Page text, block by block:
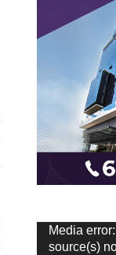
Reproductor
de
Media
source(s)